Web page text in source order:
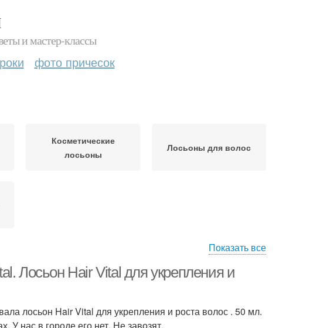
и мастер-классы
фото причесок
Косметические
лосьоны
Лосьоны для волос
Показать все
Лосьон Hair Vital для укрепления и
лосьон Hair Vital для укрепления и роста волос . 50 мл.